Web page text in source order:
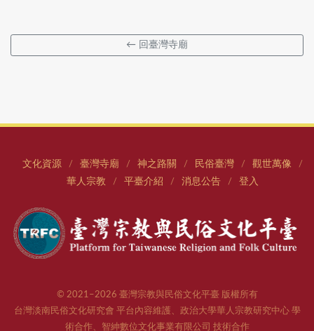
← 回臺灣寺廟
文化資源 / 臺灣寺廟 / 神之路關 / 民俗臺灣 / 觀世萬像 /
華人宗教 / 平臺介紹 / 消息公告 / 登入
© 2021–2026 臺灣宗教與民俗文化平臺 版權所有
台灣淡南民俗文化研究會 平台內容維護、政治大學華人宗教研究中心 學
術合作、智紳數位文化事業有限公司 技術合作